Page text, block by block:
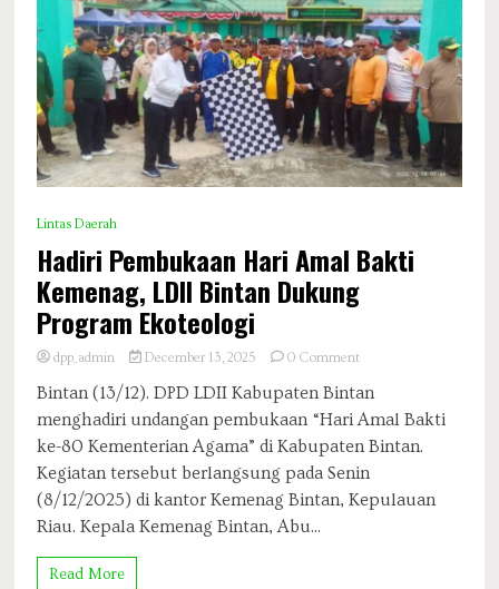
Lintas Daerah
Hadiri Pembukaan Hari Amal Bakti
Kemenag, LDII Bintan Dukung
Program Ekoteologi
dpp_admin December 13, 2025 0 Commenton
Pembukaan
Hari
Amal
Bakti
Kemenag,
LDII
Bintan (13/12). DPD LDII Kabupaten Bintan
menghadiri undangan pembukaan “Hari Amal Bakti
ke-80 Kementerian Agama” di Kabupaten Bintan.
Kegiatan tersebut berlangsung pada Senin
(8/12/2025) di kantor Kemenag Bintan, Kepulauan
Riau. Kepala Kemenag Bintan, Abu...
Read More